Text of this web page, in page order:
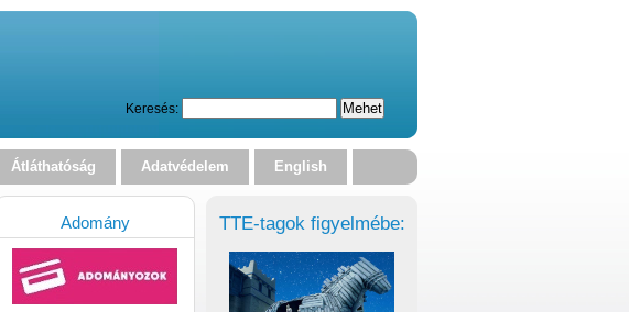
Keresés:
Átláthatóság Adatvédelem English
TTE-tagok figyelmébe:
Adomány